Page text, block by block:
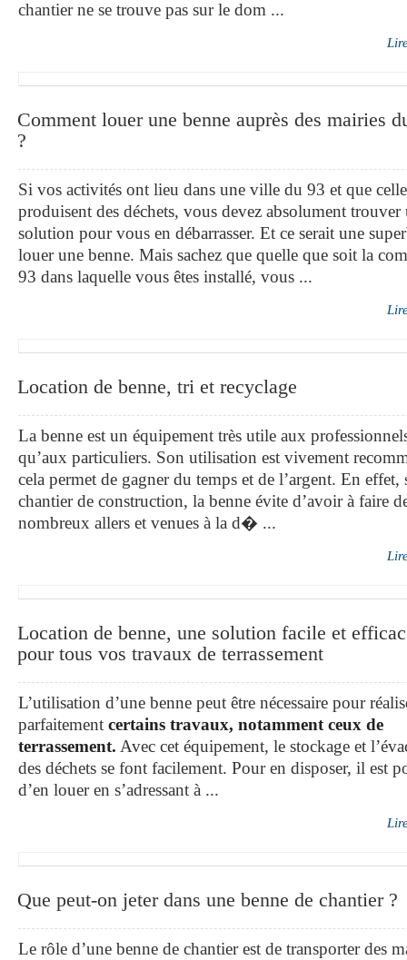
chantier ne se trouve pas sur le dom ...
Comment louer une benne auprès des mairies
?
Si vos activités ont lieu dans une ville du 93 et que
produisent des déchets, vous devez absolument trouver
solution pour vous en débarrasser. Et ce serait une
louer une benne. Mais sachez que quelle que soit la
93 dans laquelle vous êtes installé, vous ...
Location de benne, tri et recyclage
La benne est un équipement très utile aux
qu’aux particuliers. Son utilisation est vivement
cela permet de gagner du temps et de l’argent. En effet,
chantier de construction, la benne évite d’avoir à faire
nombreux allers et venues à la d� ...
Location de benne, une solution facile et
pour tous vos travaux de terrassement
L’utilisation d’une benne peut être nécessaire pour
parfaitement certains travaux, notamment ceux de
terrassement. Avec cet équipement, le stockage et
des déchets se font facilement. Pour en disposer, il est
d’en louer en s’adressant à ...
Que peut-on jeter dans une benne de chantier ?
Le rôle d’une benne de chantier est de transporter des